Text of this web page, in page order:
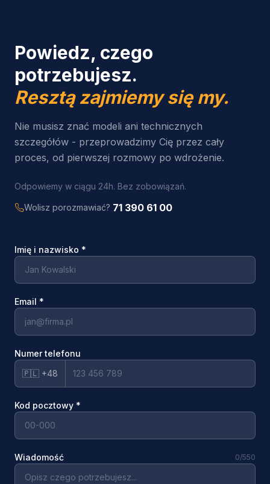
Powiedz, czego
potrzebujesz.
Resztą zajmiemy się my.
Nie musisz znać modeli ani technicznych
szczegółów - przeprowadzimy Cię przez cały
proces, od pierwszej rozmowy po wdrożenie.
Odpowiemy w ciągu 24h. Bez zobowiązań.
Wolisz porozmawiać? 71 390 61 00
Imię i nazwisko *
Email *
Numer telefonu
🇵🇱 +48
Kod pocztowy *
Wiadomość 0/550